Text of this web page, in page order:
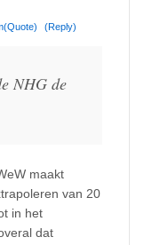
(Quote) (Reply)
NHG de
maakt
van 20
in het
dat